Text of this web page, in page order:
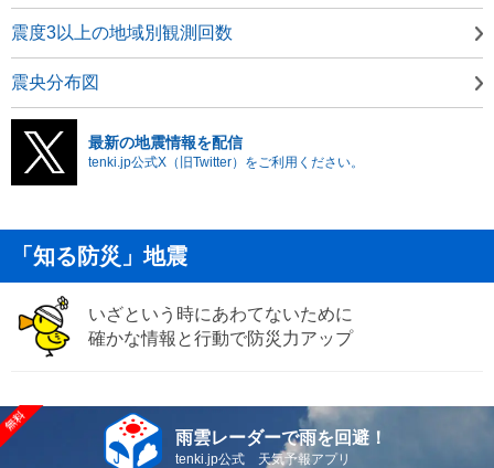
震度3以上の地域別観測回数
震央分布図
最新の地震情報を配信
tenki.jp公式X（旧Twitter）をご利用ください。
「知る防災」地震
いざという時にあわてないために
確かな情報と行動で防災力アップ
雨雲レーダーで雨を回避！
tenki.jp公式 天気予報アプリ